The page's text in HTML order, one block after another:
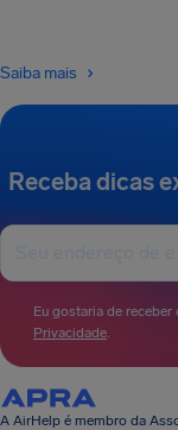
Receba dicas
Eu gostaria de
Privacidade.
Saiba mais
A AirHelp é membro da